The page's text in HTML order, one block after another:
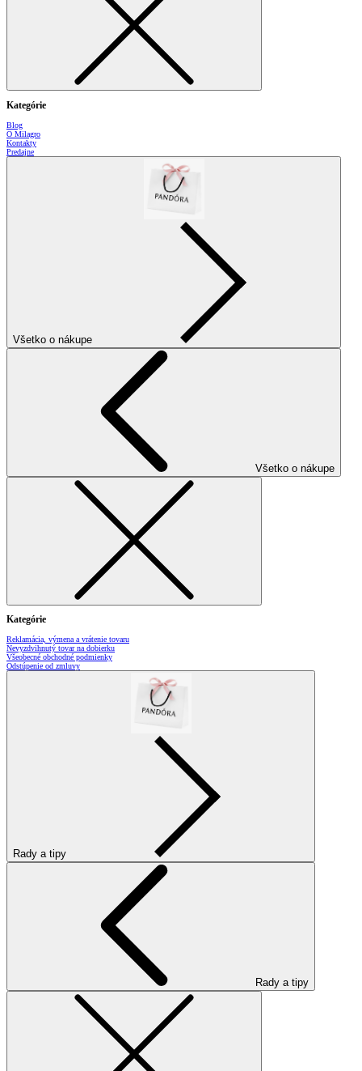
Kategórie
Blog
O Milagro
Kontakty
Predajne
Všetko o nákupe
Všetko o nákupe
Kategórie
Reklamácia, výmena a vrátenie tovaru
Nevyzdvihnutý tovar na dobierku
Všeobecné obchodné podmienky
Odstúpenie od zmluvy
Rady a tipy
Rady a tipy